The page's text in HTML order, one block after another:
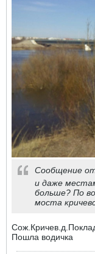
Сообщение
и даже
больше? По
моста
Пошла водичка